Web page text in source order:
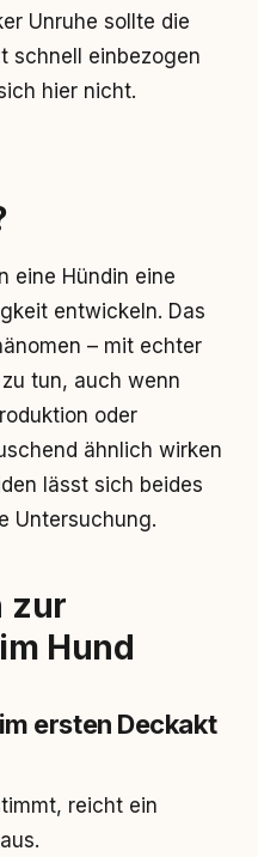
Unruhe sollte die
schnell einbezogen
hier nicht.
eine Hündin eine
entwickeln. Das
– mit echter
tun, auch wenn
oder
ähnlich wirken
lässt sich beides
Untersuchung.
zur
Hund
ersten Deckakt
reicht ein